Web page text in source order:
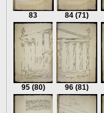
83 84 (71)
95 (80) 96 (81)